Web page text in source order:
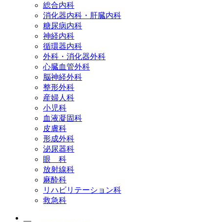
総合内科
消化器内科・肝臓内科
糖尿病内科
神経内科
循環器内科
外科・消化器外科
心臓血管外科
脳神経外科
整形外科
産婦人科
小児科
血液凝固科
皮膚科
形成外科
泌尿器科
眼 科
放射線科
麻酔科
リハビリテーション科
救急科